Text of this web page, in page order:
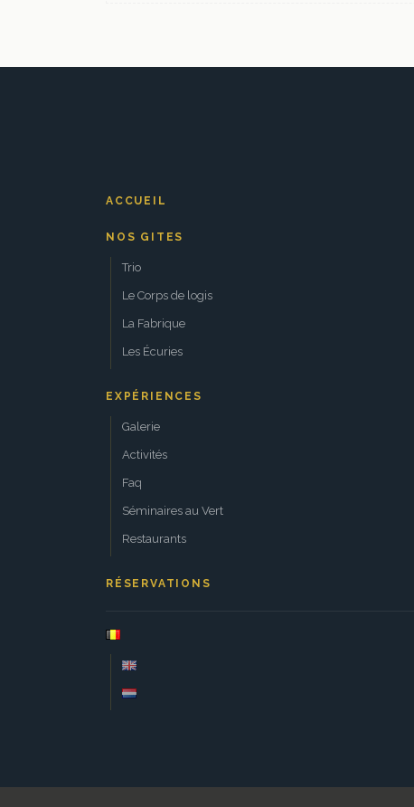
ACCUEIL
NOS GITES
Trio
Le Corps de logis
La Fabrique
Les Écuries
EXPÉRIENCES
Galerie
Activités
Faq
Séminaires au Vert
Restaurants
RÉSERVATIONS